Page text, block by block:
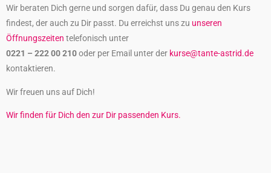
Wir beraten Dich gerne und sorgen dafür, dass Du genau den Kurs
findest, der auch zu Dir passt. Du erreichst uns zu unseren
Öffnungszeiten telefonisch unter
0221 – 222 00 210oder per Email unter der kurse@tante-astrid.de
kontaktieren.
Wir freuen uns auf Dich!
Wir finden für Dich den zur Dir passenden Kurs.